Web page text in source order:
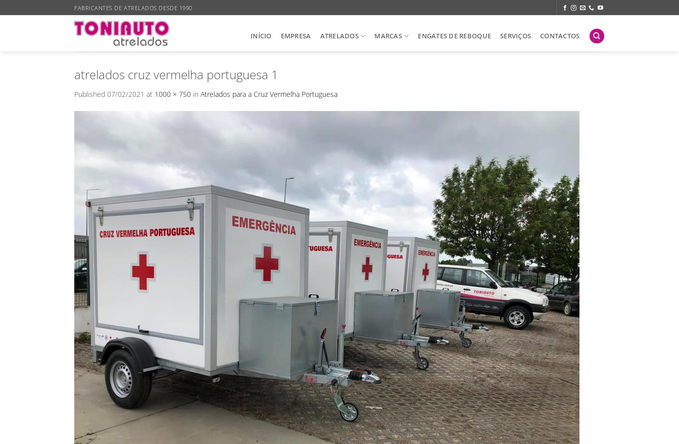
to
FABRICANTES DE ATRELADOS DESDE 1990
INÍCIO EMPRESA ATRELADOS MARCAS ENGATES DE REBOQUE SERVIÇOS CONTACTOS
atrelados cruz vermelha portuguesa 1
Published 07/02/2021 at 1000 × 750 in Atrelados para a Cruz Vermelha Portuguesa